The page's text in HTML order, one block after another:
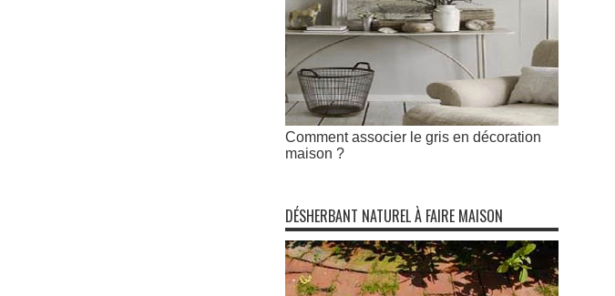
Comment associer le gris en décoration
maison ?
DÉSHERBANT NATUREL À FAIRE MAISON